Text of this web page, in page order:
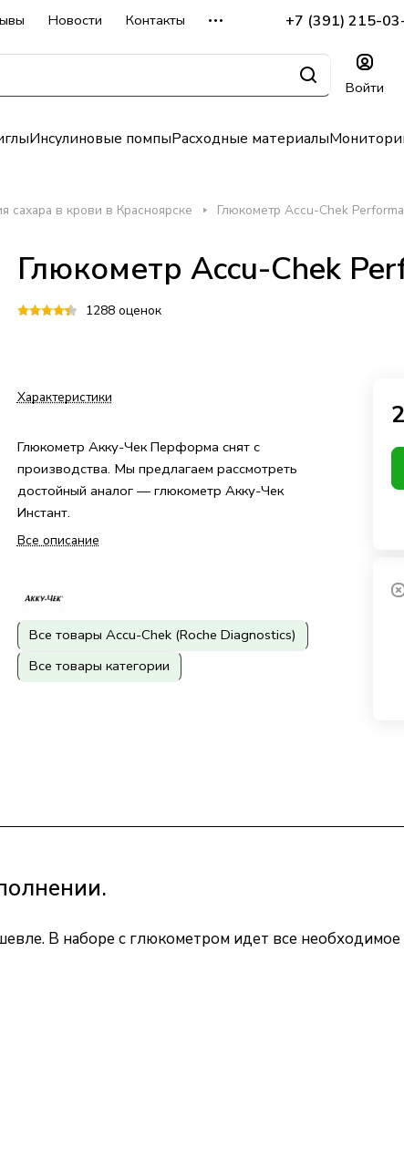
Новости Контакты +7 (391) 215-
Войти
Инсулиновые помпыРасходные материалы
сахара в крови в Красноярске Глюкометр Accu-Chek Performa
Глюкометр Accu-Chek
1288 оценок
Характеристики
Глюкометр Акку-Чек Перформа снят с
производства. Мы предлагаем рассмотреть
достойный аналог — глюкометр Акку-Чек
Инстант.
Все описание
Все товары Accu-Chek (Roche Diagnostics)
Все товары категории
В наборе с глюкометром идет все необходимое